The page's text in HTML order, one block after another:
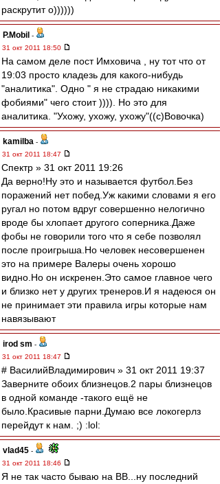
раскрутит о))))))
P.Mobil -
31 окт 2011 18:50
На самом деле пост Имховича , ну тот что от
19:03 просто кладезь для какого-нибудь
"аналитика". Одно " я не страдаю никакими
фобиями" чего стоит )))). Но это для
аналитика. "Ухожу, ухожу, ухожу"((с)Вовочка)
kamilba -
31 окт 2011 18:47
Спектр » 31 окт 2011 19:26
Да верно!Ну это и называется футбол.Без
поражений нет побед.Уж какими словами я его
ругал но потом вдруг совершенно нелогично
вроде бы хлопает другого соперника.Даже
фобы не говорили того что я себе позволял
после проигрыша.Но человек несовершенен
это на примере Валеры очень хорошо
видно.Но он искренен.Это самое главное чего
и близко нет у других тренеров.И я надеюся он
не принимает эти правила игры которые нам
навязывают
irod sm -
31 окт 2011 18:47
# ВасилийВладимирович » 31 окт 2011 19:37
Заверните обоих близнецов.2 пары близнецов
в одной команде -такого ещё не
было.Красивые парни.Думаю все локогерлз
перейдут к нам. ;) :lol:
vlad45 -
31 окт 2011 18:46
Я не так часто бываю на ВВ...ну последний